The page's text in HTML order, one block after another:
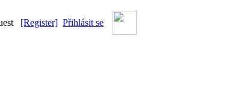
[Register] Přihlásit se